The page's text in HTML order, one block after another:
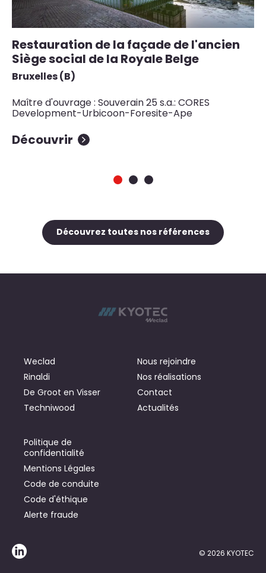
Restauration de la façade de l'ancien
Siège social de la Royale Belge
Bruxelles (B)
Maître d'ouvrage : Souverain 25 s.a.: CORES
Development-Urbicoon-Foresite-Ape
Découvrir
Découvrez toutes nos références
Weclad
Rinaldi
De Groot en Visser
Techniwood
Nous rejoindre
Nos réalisations
Contact
Actualités
Politique de
confidentialité
Mentions Légales
Code de conduite
Code d'éthique
Alerte fraude
© 2026 KYOTEC